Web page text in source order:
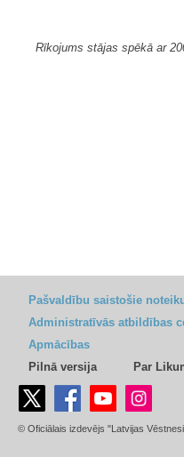
Rīkojums stājas spēkā ar
Pašvaldību saistošie
Administratīvās atbildības
Apmācības
Pilnā versija
Par
© Oficiālais izdevējs "Latvijas